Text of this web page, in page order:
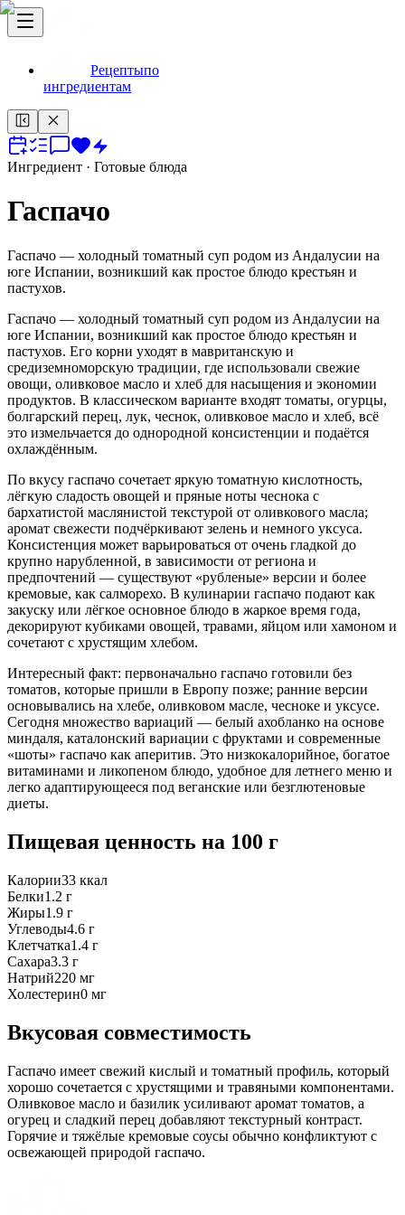
Рецептыпо
ингредиентам
Ингредиент · Готовые блюда
Гаспачо
Гаспачо — холодный томатный суп родом из Андалусии на
юге Испании, возникший как простое блюдо крестьян и
пастухов.
Гаспачо — холодный томатный суп родом из Андалусии на
юге Испании, возникший как простое блюдо крестьян и
пастухов. Его корни уходят в мавританскую и
средиземноморскую традиции, где использовали свежие
овощи, оливковое масло и хлеб для насыщения и экономии
продуктов. В классическом варианте входят томаты, огурцы,
болгарский перец, лук, чеснок, оливковое масло и хлеб, всё
это измельчается до однородной консистенции и подаётся
охлаждённым.
По вкусу гаспачо сочетает яркую томатную кислотность,
лёгкую сладость овощей и пряные ноты чеснока с
бархатистой маслянистой текстурой от оливкового масла;
аромат свежести подчёркивают зелень и немного уксуса.
Консистенция может варьироваться от очень гладкой до
крупно нарубленной, в зависимости от региона и
предпочтений — существуют «рубленые» версии и более
кремовые, как салморехо. В кулинарии гаспачо подают как
закуску или лёгкое основное блюдо в жаркое время года,
декорируют кубиками овощей, травами, яйцом или хамоном и
сочетают с хрустящим хлебом.
Интересный факт: первоначально гаспачо готовили без
томатов, которые пришли в Европу позже; ранние версии
основывались на хлебе, оливковом масле, чесноке и уксусе.
Сегодня множество вариаций — белый ахобланко на основе
миндаля, каталонский вариации с фруктами и современные
«шоты» гаспачо как аперитив. Это низкокалорийное, богатое
витаминами и ликопеном блюдо, удобное для летнего меню и
легко адаптирующееся под веганские или безглютеновые
диеты.
Пищевая ценность на 100 г
Калории33 ккал
Белки1.2 г
Жиры1.9 г
Углеводы4.6 г
Клетчатка1.4 г
Сахара3.3 г
Натрий220 мг
Холестерин0 мг
Вкусовая совместимость
Гаспачо имеет свежий кислый и томатный профиль, который
хорошо сочетается с хрустящими и травяными компонентами.
Оливковое масло и базилик усиливают аромат томатов, а
огурец и сладкий перец добавляют текстурный контраст.
Горячие и тяжёлые кремовые соусы обычно конфликтуют с
освежающей природой гаспачо.